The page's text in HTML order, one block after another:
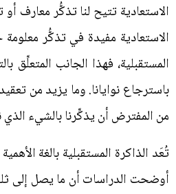
الاستعادية تتيح لنا تذكُّر معارف أو
الاستعادية مفيدة في تذكُّر
المستقبلية، فهذا الجانب
باسترجاع نوايانا. وما يزيد من
من المفترض أن يذكِّرنا بالشيء
تُعَد الذاكرة المستقبلية بالغة
أوضحت الدراسات أن ما يصل إلى